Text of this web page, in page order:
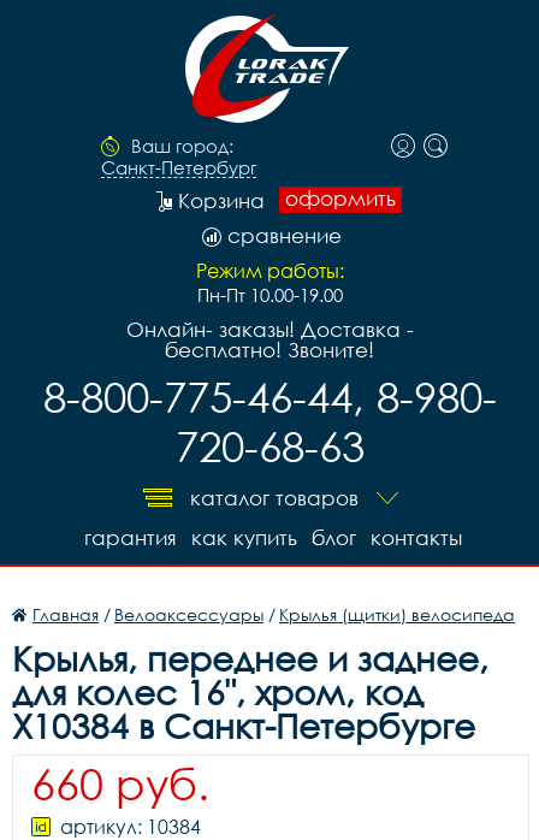
Ваш город:
Санкт-Петербург
оформить
Корзина
сравнение
Режим работы:
Пн-Пт 10.00-19.00
Онлайн- заказы! Доставка -
бесплатно! Звоните!
8-800-775-46-44, 8-980-
720-68-63
каталог товаров
контакты
блог
как купить
гарантия
Главная / Велоаксессуары / Крылья (щитки) велосипеда
Крылья, переднее и заднее,
для колес 16", хром, код
Х10384 в Санкт-Петербурге
660 руб.
артикул: 10384